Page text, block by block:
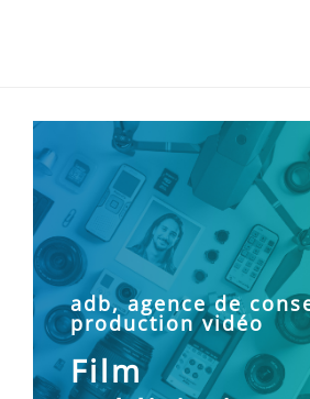
adb, agence de
production vidéo
Film